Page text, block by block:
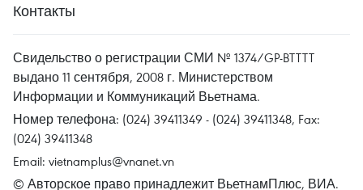
Контакты
Свидельство о регистрации СМИ № 1374/GP-BTTTT
выдано 11 сентября, 2008 г. Министерством
Информации и Коммуникаций Вьетнама.
Номер телефона: (024) 39411349 - (024) 39411348, Fax:
(024) 39411348
Email: vietnamplus@vnanet.vn
© Авторское право принадлежит ВьетнамПлюс, ВИА.